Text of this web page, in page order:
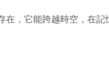
，它能跨越時空，在記